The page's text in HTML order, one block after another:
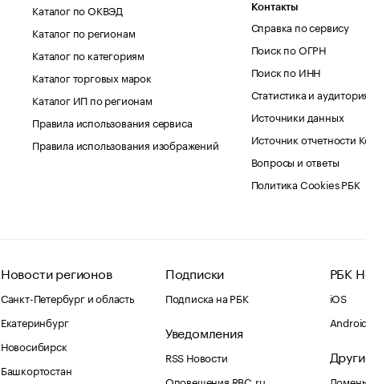
Каталог по ОКВЭД
Каталог по регионам
Каталог по категориям
Каталог торговых марок
Каталог ИП по регионам
Правила использования сервиса
Правила использования изображений
Контакты
Справка по сервису
Поиск по ОГРН
Поиск по ИНН
Статистика и
Источники данных
Источник отчетности
Вопросы и ответы
Политика Cookies РБК
Новости регионов
Санкт-Петербург и область
Екатеринбург
Новосибирск
Башкортостан
Подписки
Подписка на РБК
Уведомления
RSS Новости
Оповещения RBC.ru
РБК
iOS